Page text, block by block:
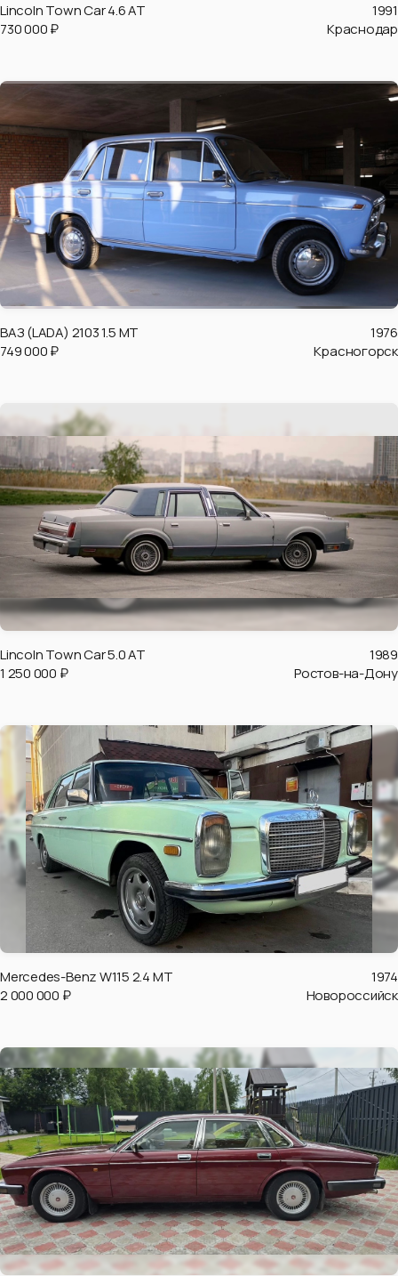
Lincoln Town Car 4.6 AT
1991
730 000 ₽
Краснодар
ВАЗ (LADA) 2103 1.5 MT
1976
749 000 ₽
Красногорск
Lincoln Town Car 5.0 AT
1989
1 250 000 ₽
Ростов-на-Дону
Mercedes-Benz W115 2.4 MT
1974
2 000 000 ₽
Новороссийск